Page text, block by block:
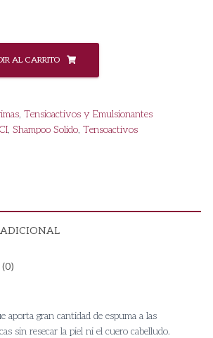
AL CARRITO
, Tensioactivos y Emulsionantes
, Shampoo Solido, Tensoactivos
aporta gran cantidad de espuma a las
sin resecar la piel ni el cuero cabelludo.